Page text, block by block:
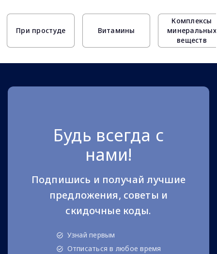
При простуде Витамины
Комплексы
минеральных
веществ
Будь всегда с
нами!
Подпишись и получай лучшие
предложения, советы и
скидочные коды.
Узнай первым
Отписаться в любое время